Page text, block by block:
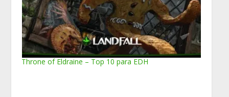
Throne of Eldraine – Top 10 para EDH